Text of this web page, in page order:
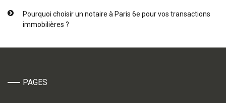
Pourquoi choisir un notaire à Paris 6e pour vos transactions
immobilières ?
PAGES